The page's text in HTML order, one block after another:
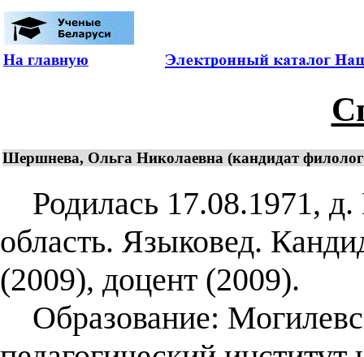
На главную
Шершнева, Ольга Николаевна (кандидат
Родилась 17.08.1971,
область. Языковед.
(2009), доцент (2009).
Образование: